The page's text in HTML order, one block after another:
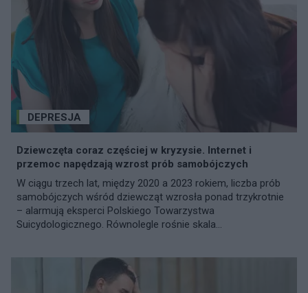
DEPRESJA
Dziewczęta coraz częściej w kryzysie. Internet i
przemoc napędzają wzrost prób samobójczych
W ciągu trzech lat, między 2020 a 2023 rokiem, liczba prób
samobójczych wśród dziewcząt wzrosła ponad trzykrotnie
– alarmują eksperci Polskiego Towarzystwa
Suicydologicznego. Równolegle rośnie skala...